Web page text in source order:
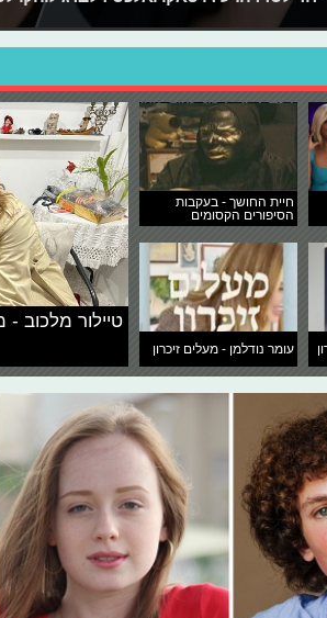
חיית החושך - בעקבות
הסיפורים הקסומים
עומר נודלמן - מעלים זיכרון
טיילור מלכוב -